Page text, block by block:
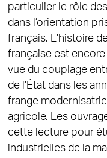
particulier le rôle
dans l’orientation
français. L’histoire
française est
vue du couplage
de l’État dans les
frange
agricole. Les
cette lecture pour
industrielles de la